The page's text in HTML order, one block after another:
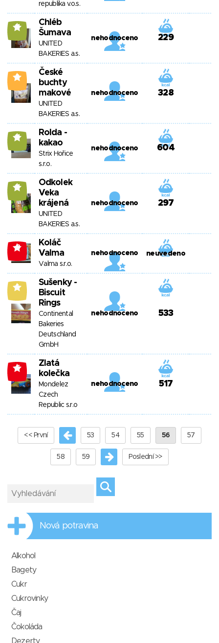
republika v.o.s.
11
Chléb
Šumava
UNITED
BAKERIES a.s.
nehodnoceno 229
2
České
buchty
makové
UNITED
BAKERIES a.s.
nehodnoceno 328
11
Rolda -
kakao
Strix Hořice
s.r.o.
nehodnoceno 604
11
Odkolek
Veka
krájená
UNITED
BAKERIES a.s.
nehodnoceno 297
-3
Koláč
Valma
Valma s.r.o.
nehodnoceno neuvedeno
6
Sušenky -
Biscuit
Rings
Continental
Bakeries
Deutschland
GmbH
nehodnoceno 533
-6
Zlatá
kolečka
Mondelez
Czech
Republic s.r.o
nehodnoceno 517
<< První 53 54 55 56 57
58 59 Poslední >>
Nová potravina
Alkohol
Bagety
Cukr
Cukrovinky
Čaj
Čokoláda
Dezerty